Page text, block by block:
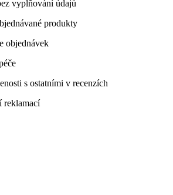
vyplňování údajů
produkty
objednávek
s ostatními v recenzích
reklamací